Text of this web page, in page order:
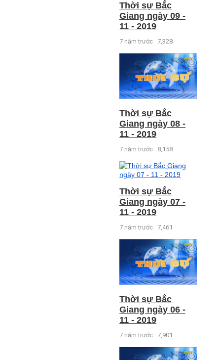
Thời sự Bắc
Giang ngày 09 -
11 - 2019
7 năm trước 7,328
Thời sự Bắc
Giang ngày 08 -
11 - 2019
7 năm trước 8,158
Thời sự Bắc
Giang ngày 07 -
11 - 2019
7 năm trước 7,461
Thời sự Bắc
Giang ngày 06 -
11 - 2019
7 năm trước 7,901